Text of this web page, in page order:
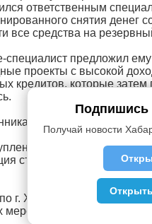
ответственным
снятия денег
все средства на
предложил
проекты с высокой
кредитов, которые
порядка восьми с
предусмотренного
статьи
Хабаровску проводятся
Подпишись
Получай новости